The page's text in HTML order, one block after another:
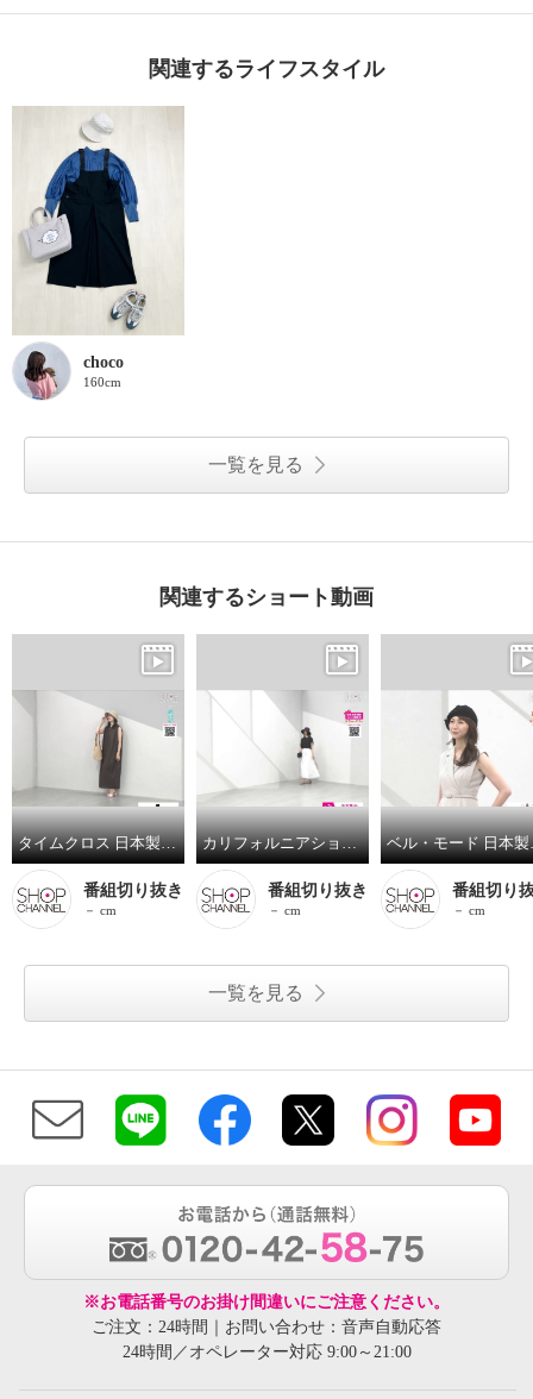
関連するライフスタイル
choco
160cm
一覧を見る
関連するショート動画
タイムクロス 日本製 快適 はっ水・ＵＶカット ベルヌーイ 風が抜けるクロッシェ
番組切り抜き
－ cm
カリフォルニアショア ＵＶカット ネックカバー付 コカゲルハット
番組切り抜き
－ cm
ベル・モー
番組切り
－ cm
一覧を見る
※お電話番号のお掛け間違いにご注意ください。
ご注文：24時間｜お問い合わせ：音声自動応答
24時間／オペレーター対応 9:00～21:00